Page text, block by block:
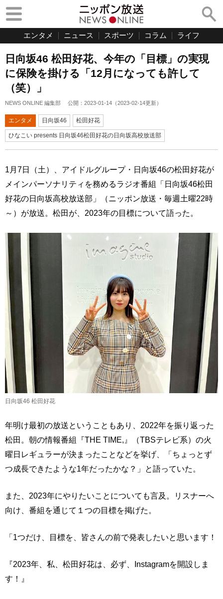
エンタメ ニュース スポーツ コラム ライフ
日向坂46 松田好花、今年の「目標」の実現
に保険を掛ける「12月になっても許して
（笑）」
NEWS ONLINE 編集部 公開： 2023-01-14 （2023-02-14更新）
エンタメ 日向坂46 松田好花
ひなこい presents 日向坂46松田好花の日向坂高校放送部
1月7日（土）、アイドルグループ・日向坂46の松田好花が
メインパーソナリティを務めるラジオ番組「日向坂46松田
好花の日向坂高校放送部」（ニッポン放送・毎週土曜22時
～）が放送。松田が、2023年の目標について語った。
日向坂46 松田好花
年明け最初の放送ということもあり、2022年を振り返った
松田。朝の情報番組『THE TIME,』（TBSテレビ系）の火
曜日レギュラーが決まったことなどを挙げ、「ちょっとず
つ成長できたような1年だったかな？」と語っていた。
また、2023年にやりたいことについても言及。リスナーへ
向け、番組を通じて１つの目標を掲げた。
「1つだけ、目標を、皆さんの前で発表したいと思います！
『2023年、私、松田好花は、必ず、Instagramを開設しま
す！』